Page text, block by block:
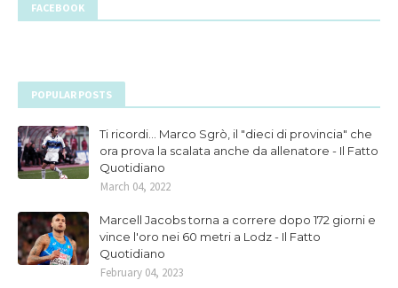
FACEBOOK
POPULAR POSTS
Ti ricordi... Marco Sgrò, il "dieci di provincia" che
ora prova la scalata anche da allenatore - Il Fatto
Quotidiano
March 04, 2022
Marcell Jacobs torna a correre dopo 172 giorni e
vince l'oro nei 60 metri a Lodz - Il Fatto
Quotidiano
February 04, 2023